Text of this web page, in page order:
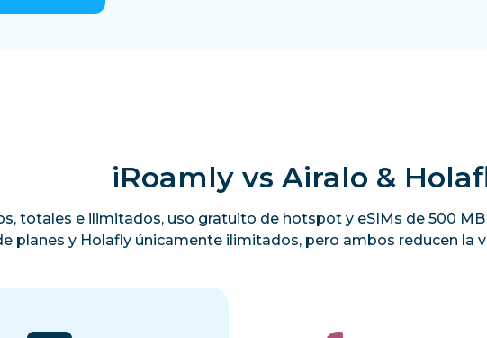
iRoamly vs Airalo &
totales e ilimitados, uso gratuito de hotspot y eSIMs de 500
planes y Holafly únicamente ilimitados, pero ambos reducen la